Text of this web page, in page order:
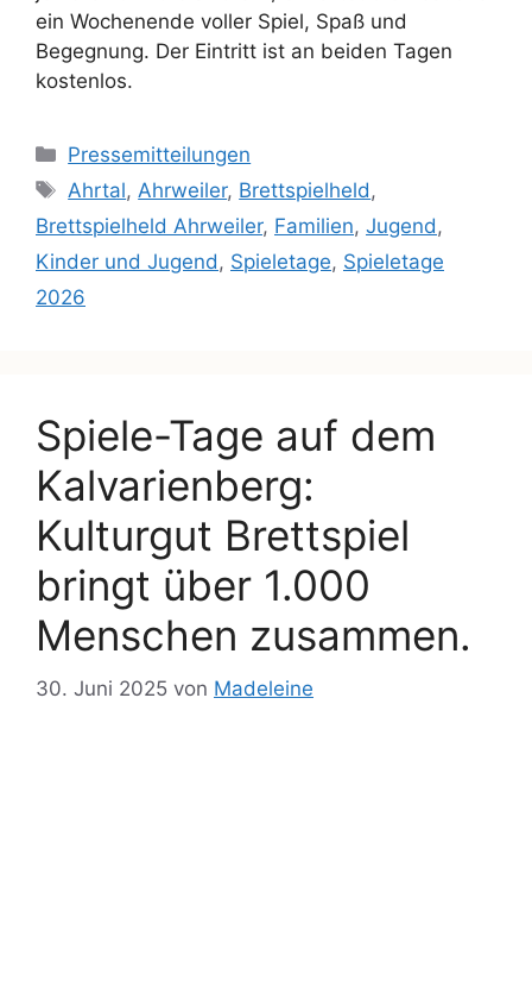
ein Wochenende voller Spiel, Spaß und
Begegnung. Der Eintritt ist an beiden Tagen
kostenlos.
Pressemitteilungen
Ahrtal,Ahrweiler, Brettspielheld,
Brettspielheld Ahrweiler, Familien, Jugend,
Kinder und Jugend, Spieletage, Spieletage
2026
Spiele-Tage auf dem
Kalvarienberg:
Kulturgut Brettspiel
bringt über 1.000
Menschen zusammen.
30. Juni 2025 von Madeleine